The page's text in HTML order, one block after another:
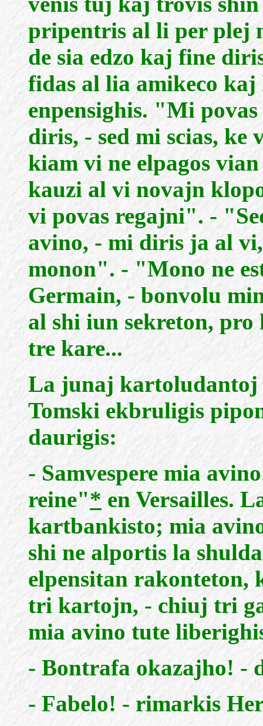
pripentris al li per plej
de sia edzo kaj fine
fidas al lia amikeco kaj
enpensighis. "Mi
diris, - sed mi scias, ke
kiam vi ne elpagos
kauzi al vi novajn
vi povas regajni". -
avino, - mi diris ja al
monon". - "Mono ne
Germain, - bonvolu
al shi iun sekreton,
tre kare...
La junaj kartoludantoj
Tomski ekbruligis
daurigis:
- Samvespere mia
reine"* en Versailles.
kartbankisto; mia
shi ne alportis la
elpensitan rakonteton,
tri kartojn, - chiuj tri
mia avino tute
- Bontrafa okazajho! -
- Fabelo! - rimarkis